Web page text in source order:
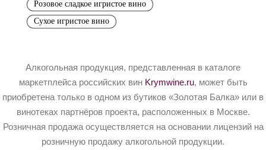
Розовое сладкое игристое вино
Сухое игристое вино
Алкогольная продукция, представленная в каталоге
маркетплейса российских вин Krymwine.ru, может быть
приобретена только в одном из бутиков «Золотая Балка» или в
винотеках партнёров проекта, расположенных в Москве.
Розничная продажа осуществляется на основании лицензий на
розничную продажу алкогольной продукции.